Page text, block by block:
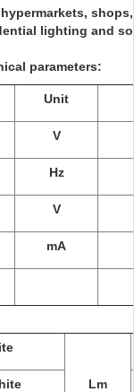
lighting and
parameters:
Unit
V
Hz
V
mA
Lm